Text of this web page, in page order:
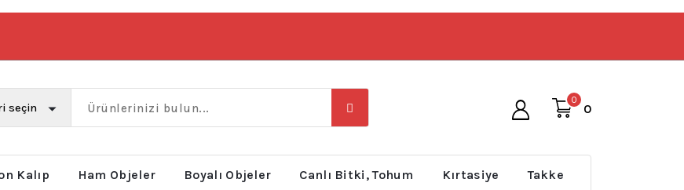
0
0
Kalıp Ham Objeler Boyalı Objeler Canlı Bitki, Tohum Kırtasiye Takke